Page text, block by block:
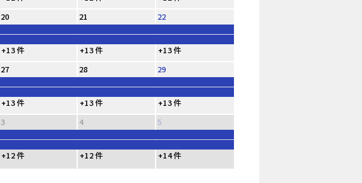
20 21 22
+13 件 +13 件
+13 件
27 28 29
+13 件 +13 件
+13 件
3 4 5
+12 件 +12 件 +14 件